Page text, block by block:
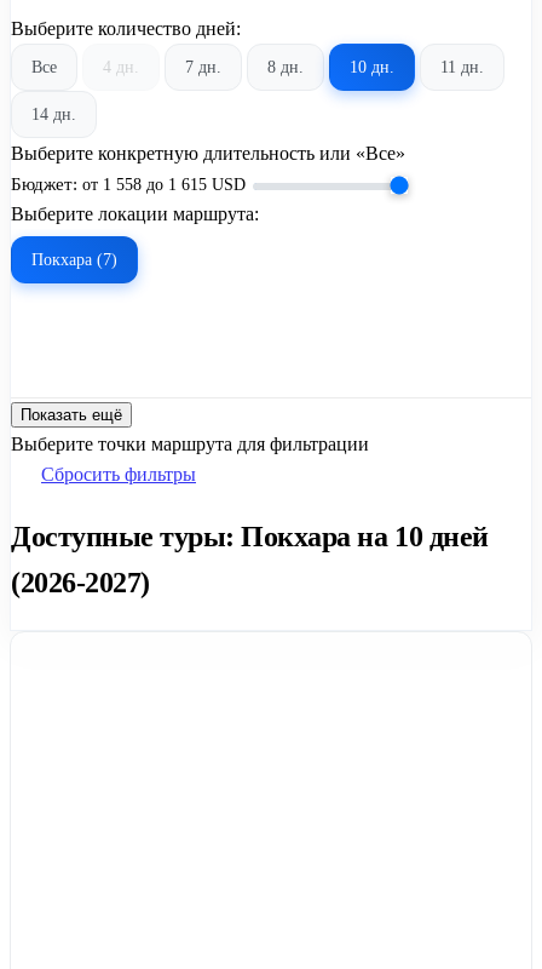
Выберите количество дней:
Все 4 дн. 7 дн. 8 дн. 10 дн. 11 дн.
14 дн.
Выберите конкретную длительность или «Все»
Бюджет: от 1 558 до 1 615 USD
Выберите локации маршрута:
Покхара (7)
Показать ещё
Выберите точки маршрута для фильтрации
Сбросить фильтры
Доступные туры: Покхара на 10 дней
(2026-2027)